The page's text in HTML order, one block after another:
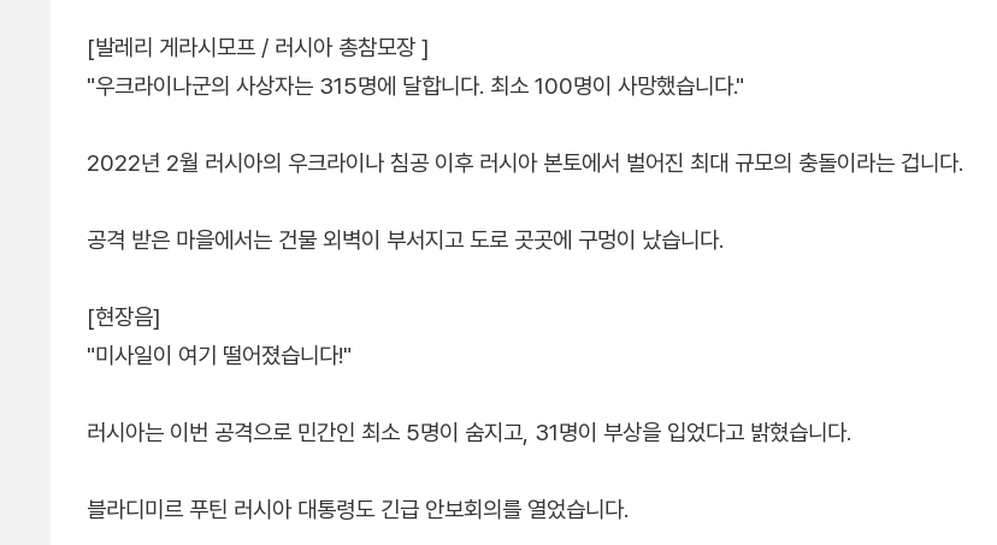
[발레리 게라시모프 / 러시아 총참모장 ]
"우크라이나군의 사상자는 315명에 달합니다. 최소 100명이 사망했습니다."
2022년 2월 러시아의 우크라이나 침공 이후 러시아 본토에서 벌어진 최대 규모의 충돌이라는 겁니다.
공격 받은 마을에서는 건물 외벽이 부서지고 도로 곳곳에 구멍이 났습니다.
[현장음]
"미사일이 여기 떨어졌습니다!"
러시아는 이번 공격으로 민간인 최소 5명이 숨지고, 31명이 부상을 입었다고 밝혔습니다.
블라디미르 푸틴 러시아 대통령도 긴급 안보회의를 열었습니다.